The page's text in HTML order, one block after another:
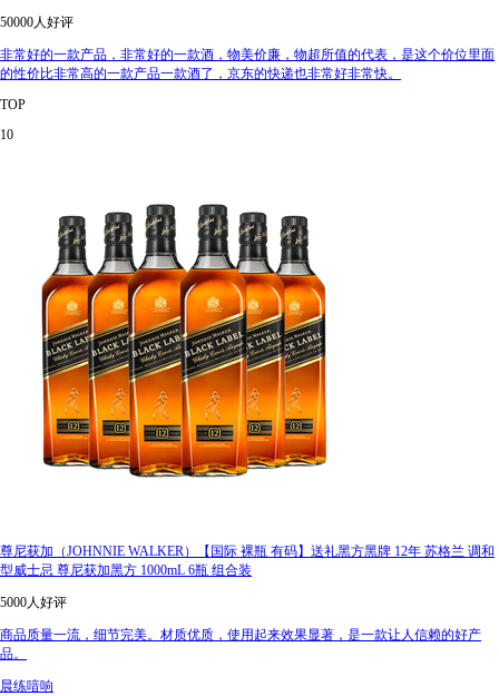
50000人好评
非常好的一款产品，非常好的一款酒，物美价廉，物超所值的代表，是这个价位里面
的性价比非常高的一款产品一款酒了，京东的快递也非常好非常快。
TOP
10
尊尼获加（JOHNNIE WALKER）【国际 裸瓶 有码】送礼黑方黑牌 12年 苏格兰 调和
型威士忌 尊尼获加黑方 1000mL 6瓶 组合装
5000人好评
商品质量一流，细节完美。材质优质，使用起来效果显著，是一款让人信赖的好产
品。
晨练喑响